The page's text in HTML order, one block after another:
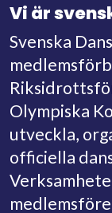
Christofer
WCS:1
Gabriella
WCS:1
Jan Falk
WCS:2
Vi är
Svenska
Olympiska
utveckla,
officiella